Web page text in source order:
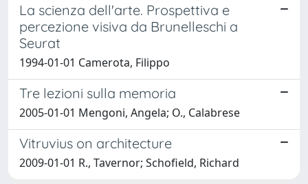
La scienza dell'arte. Prospettiva e
percezione visiva da Brunelleschi a
Seurat
1994-01-01 Camerota, Filippo
Tre lezioni sulla memoria
2005-01-01 Mengoni, Angela; O., Calabrese
Vitruvius on architecture
2009-01-01 R., Tavernor; Schofield, Richard